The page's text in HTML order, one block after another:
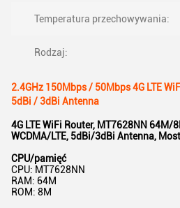
Temperatura przechowywania:
Rodzaj:
2.4GHz 150Mbps / 50Mbps 4G LTE
5dBi / 3dBi Antenna
4G LTE WiFi Router, MT7628NN 64M/
WCDMA/LTE, 5dBi/3dBi Antenna,
CPU/pamięć
CPU: MT7628NN
RAM: 64M
ROM: 8M